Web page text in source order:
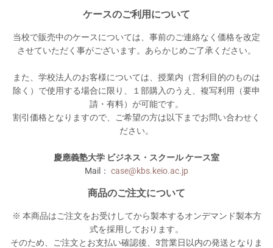
ケースのご利用について
当校で販売中のケースについては、事前のご連絡なく価格を改定
させていただく事がございます。あらかじめご了承ください。
また、学校法人のお客様については、授業内（営利目的のものは
除く）で使用する場合に限り、１部購入のうえ、複写利用（要申
請・有料）が可能です。
割引価格となりますので、ご希望の方は以下までお問い合わせく
ださい。
慶應義塾大学 ビジネス・スクール ケース室
Mail： case@kbs.keio.ac.jp
商品のご注文について
※ 本商品はご注文をお受けしてから製本するオンデマンド製本方
式を採用しております。
そのため、ご注文とお支払い確認後、3営業日以内の発送となりま